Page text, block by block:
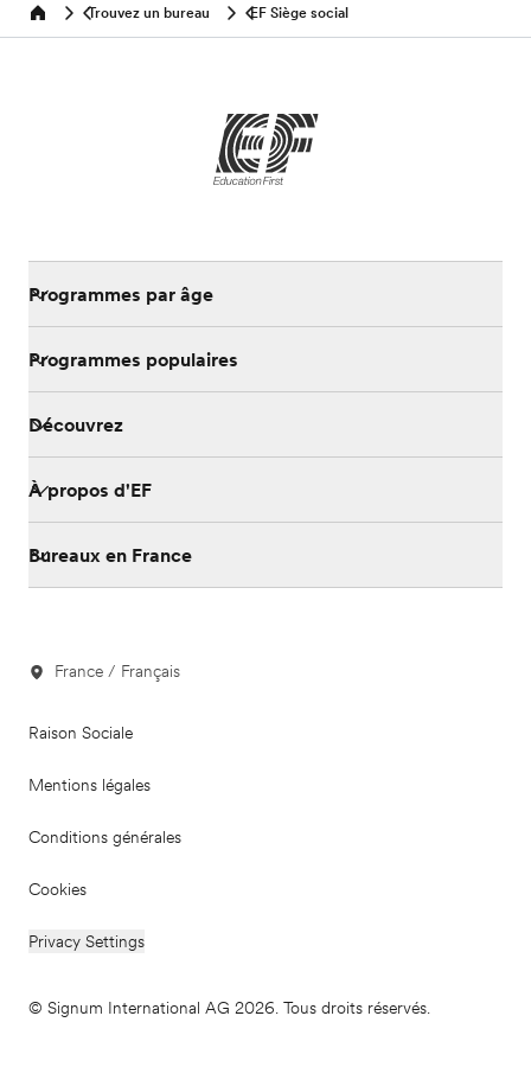
Home Trouvez un bureau EF Siège social
Programmes par âge
Programmes populaires
Découvrez
À propos d'EF
Bureaux en France
France / Français
Raison Sociale
Mentions légales
Conditions générales
Cookies
Privacy Settings
© Signum International AG 2026. Tous droits réservés.